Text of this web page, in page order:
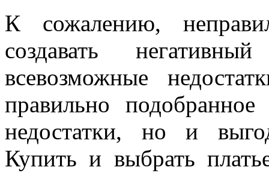
К сожалению,
создавать
всевозможные
правильно
недостатки, но и
Купить и выбрать